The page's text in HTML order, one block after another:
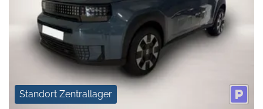
Standort Zentrallager